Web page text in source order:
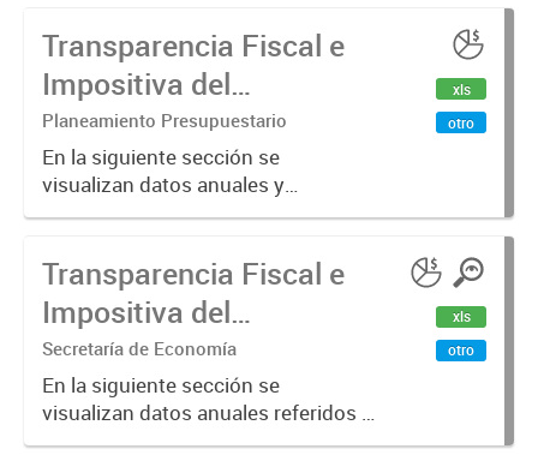
Transparencia Fiscal e
Impositiva del
Municipio. Año 2024
Planeamiento Presupuestario
En la siguiente sección se
visualizan datos anuales y
trimestrales referidos a la
Municipio en el año 2024.
xls
otro
Transparencia Fiscal e
Impositiva del
Municipio. Año 2023
Secretaría de Economía
En la siguiente sección se
visualizan datos anuales referidos a
la transparencia fiscal e impositiva
xls
otro